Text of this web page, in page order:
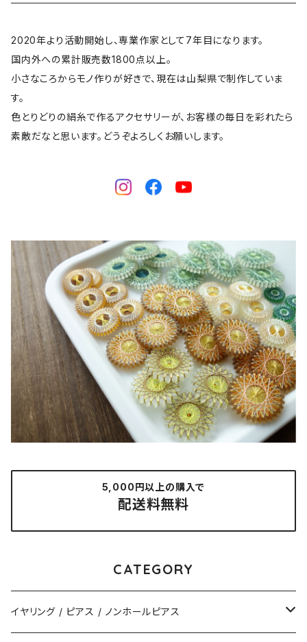
2020年より活動開始し、専業作家として7年目になります。
国内外への累計販売数1800点以上。
小さなころからモノ作りが好きで、現在は山梨県で制作していま
す。
色とりどりの絹糸で作るアクセサリーが、お客様の毎日を彩れたら
素敵だなと思います。どうぞよろしくお願いします。
5,000円以上の購入で
配送料無料
CATEGORY
イヤリング / ピアス / ノンホールピアス